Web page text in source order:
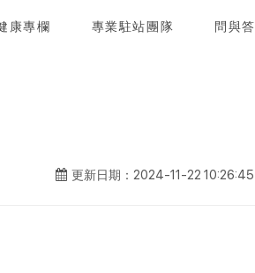
康專欄 專業駐站團隊 問與答
更新日期：2024-11-22 10:26:45